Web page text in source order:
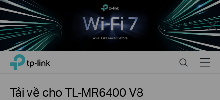
Close
Click
the
TP-Link, Reliably Smart SearchMenu
Tải về choTL-MR6400V8